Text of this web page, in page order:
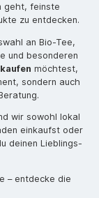
geht, feinste
zu entdecken.
an Bio-Tee,
und besonderen
möchtest,
sondern auch
wir sowohl lokal
einkaufst oder
deinen Lieblings-
– entdecke die